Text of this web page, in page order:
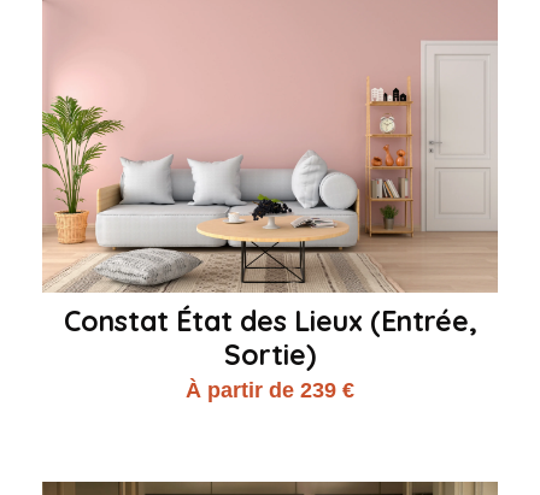
Constat État des Lieux (Entrée,
Sortie)
À partir de 239 €